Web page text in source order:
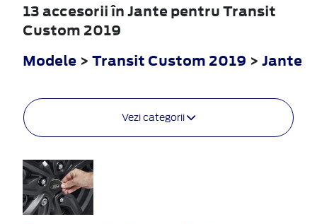
13 accesorii în Jante pentru Transit
Custom 2019
Modele > Transit Custom 2019 > Jante
Vezi categorii